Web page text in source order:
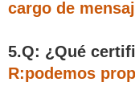
cargo de
5.Q: ¿Qué
R:podemos